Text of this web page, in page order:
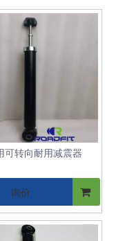
可转向耐用减震器
询价